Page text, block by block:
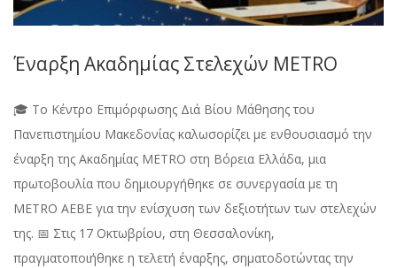
Έναρξη Ακαδημίας Στελεχών METRO
🎓 Το Κέντρο Επιμόρφωσης Διά Βίου Μάθησης του
Πανεπιστημίου Μακεδονίας καλωσορίζει με ενθουσιασμό την
έναρξη της Ακαδημίας METRO στη Βόρεια Ελλάδα, μια
πρωτοβουλία που δημιουργήθηκε σε συνεργασία με τη
METRO ΑΕΒΕ για την ενίσχυση των δεξιοτήτων των στελεχών
της. 📅 Στις 17 Οκτωβρίου, στη Θεσσαλονίκη,
πραγματοποιήθηκε η τελετή έναρξης, σηματοδοτώντας την